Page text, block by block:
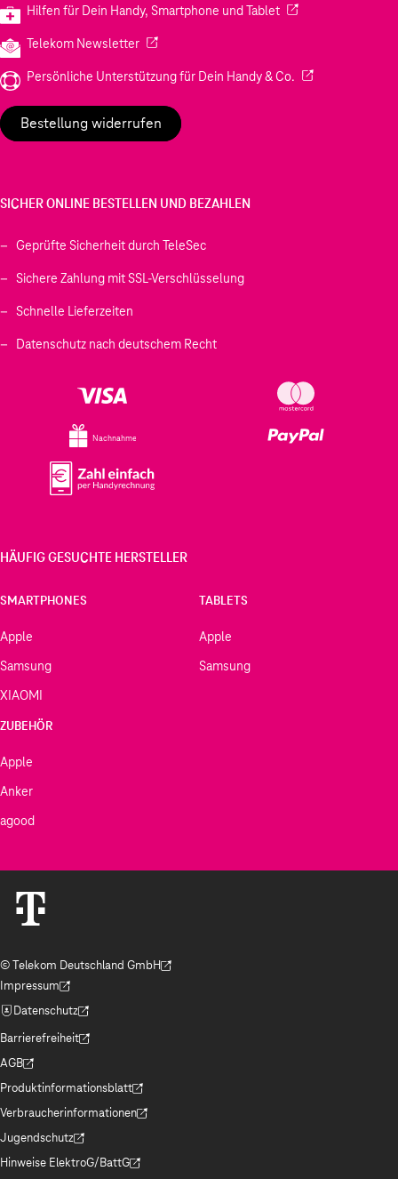
Hilfen für Dein Handy, Smartphone und Tablet(Wird in einem
Telekom Newsletter(Wird in einem neuen Tab geöffnet)
Persönliche Unterstützung für Dein Handy & Co. (Wird in einem
Bestellung widerrufen
SICHER ONLINE BESTELLEN UND BEZAHLEN
Geprüfte Sicherheit durch TeleSec
Sichere Zahlung mit SSL-Verschlüsselung
Schnelle Lieferzeiten
Datenschutz nach deutschem Recht
Nachnahme
HÄUFIG GESUCHTE HERSTELLER
SMARTPHONES
Apple
Samsung
XIAOMI
TABLETS
Apple
Samsung
ZUBEHÖR
Apple
Anker
agood
© Telekom Deutschland GmbH
(Der Link wird in einem neuen Tab geöffnet)
Impressum
(Der Link wird in einem neuen Tab geöffnet)
Datenschutz
(Der Link wird in einem neuen Tab geöffnet)
Barrierefreiheit
(Der Link wird in einem neuen Tab geöffnet)
AGB
(Der Link wird in einem neuen Tab geöffnet)
Produktinformationsblatt
(Der Link wird in einem neuen Tab geöffnet)
Verbraucherinformationen
(Der Link wird in einem neuen Tab geöffnet)
Jugendschutz
(Der Link wird in einem neuen Tab geöffnet)
Hinweise ElektroG/BattG
(Der Link wird in einem neuen Tab geöffnet)